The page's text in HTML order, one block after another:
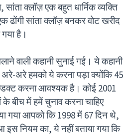
क्लॉज़ एक बहुत धार्मिक व्यक्ति
ढोंगी सांता क्लॉज़ बनकर वोट खरीद
है।
वाली कहानी सुनाई गई। ये कहानी
अरे हमको ये करना पड़ा क्योंकि 45
करना आवश्यक है। कोई 2001
बीच में हमें चुनाव करना चाहिए
गया आपको कि 1998 में 67 दिन थे,
इस नियम का, ये नहीं बताया गया कि